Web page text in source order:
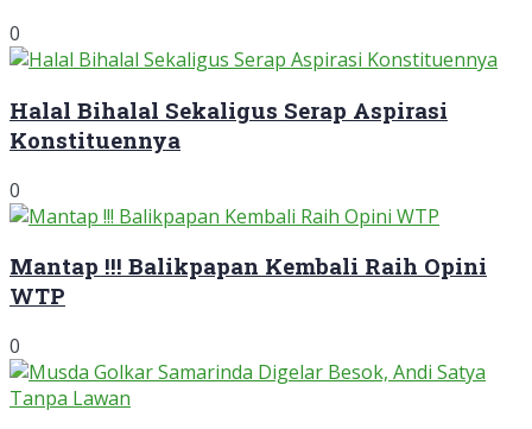
0
Halal Bihalal Sekaligus Serap Aspirasi
Konstituennya
0
Mantap !!! Balikpapan Kembali Raih Opini
WTP
0